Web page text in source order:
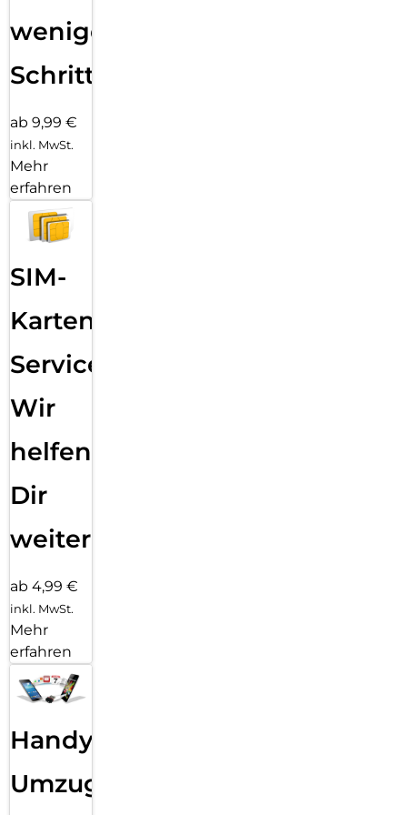
wenigen
Schritten
ab 9,99 €
inkl. MwSt.
Mehr
erfahren
SIM-
Karten
Service:
Wir
helfen
Dir
weiter
ab 4,99 €
inkl. MwSt.
Mehr
erfahren
Handy
Umzug